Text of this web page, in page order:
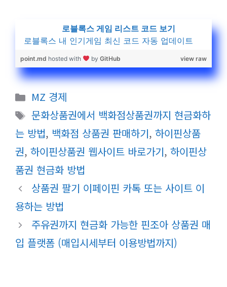
로블록스 게임 리스트 코드 보기
로블록스 내 인기게임 최신 코드 자동 업데이트
view raw
point.md hosted with by GitHub
카
테
고
리
MZ 경제
태
그
문화상품권에서 백화점상품권까지 현금화하
는 방법, 백화점 상품권 판매하기, 하이핀상품
권, 하이핀상품권 웹사이트 바로가기, 하이핀상
품권 현금화 방법
상품권 팔기 이페이핀 카톡 또는 사이트 이
용하는 방법
주유권까지 현금화 가능한 핀조아 상품권 매
입 플랫폼 (매입시세부터 이용방법까지)